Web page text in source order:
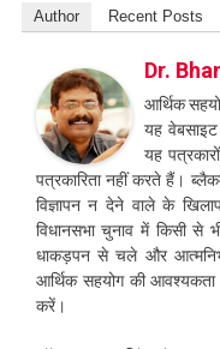
Author Recent Posts
Dr.
आर्थिक
यह वेबसाइट
यह
पत्रकारिता नहीं करते हैं।
विज्ञापन न देने वाले के
विधानसभा चुनाव में किसी से
धाकड़पन से चले और
आर्थिक सहयोग की आवश्यकता
करें।